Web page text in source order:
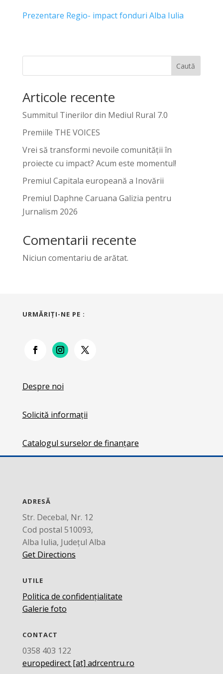
Prezentare Regio- impact fonduri Alba Iulia
Caută
Articole recente
Summitul Tinerilor din Mediul Rural 7.0
Premiile THE VOICES
Vrei să transformi nevoile comunității în
proiecte cu impact? Acum este momentul!
Premiul Capitala europeană a Inovării
Premiul Daphne Caruana Galizia pentru
Jurnalism 2026
Comentarii recente
Niciun comentariu de arătat.
URMĂRIŢI-NE PE :
Despre noi
Solicită informații
Catalogul surselor de finanțare
ADRESĂ
Str. Decebal, Nr. 12
Cod postal 510093,
Alba Iulia, Județul Alba
Get Directions
UTILE
Politica de confidențialitate
Galerie foto
CONTACT
0358 403 122
europedirect [at] adrcentru.ro